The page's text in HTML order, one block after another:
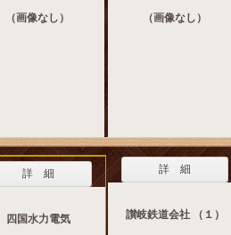
（画像なし） （画像なし）
詳 細
四国水力電気
詳 細
讃岐鉄道会社 （１）